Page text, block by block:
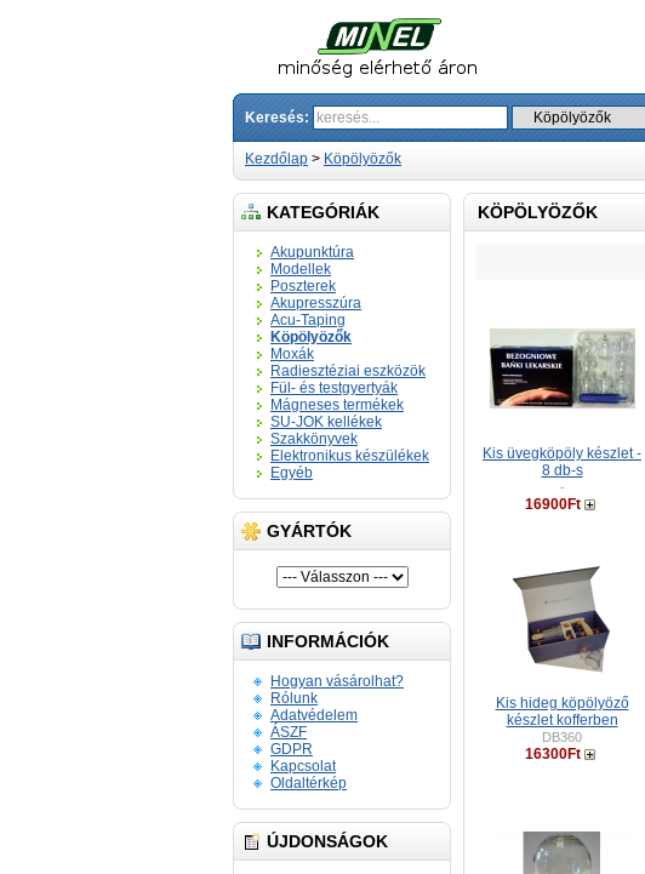
Keresés:
Kezdőlap > Köpölyözők
KATEGÓRIÁK
Akupunktúra
Modellek
Poszterek
Akupresszúra
Acu-Taping
Köpölyözők
Moxák
Radiesztéziai eszközök
Fül- és testgyertyák
Mágneses termékek
SU-JOK kellékek
Szakkönyvek
Elektronikus készülékek
Egyéb
GYÁRTÓK
INFORMÁCIÓK
Hogyan vásárolhat?
Rólunk
Adatvédelem
ÁSZF
GDPR
Kapcsolat
Oldaltérkép
ÚJDONSÁGOK
KÖPÖLYÖZŐK
Kis üvegköpöly készlet -
8 db-s
-
16900Ft
Kis hideg köpölyöző
készlet kofferben
DB360
16300Ft